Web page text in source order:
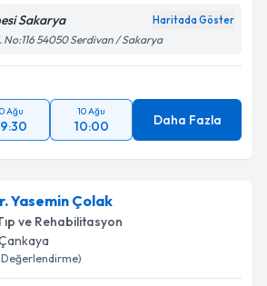
işlenmesine ilişkinAydınlatma
işlenmesini kabul ediyorum.
Sakarya Haritada Göster
No:116 54050 Serdivan / Sakarya
Ağu 10 Ağu
10:00 Daha Fazla
Yasemin Çolak
ve Rehabilitasyon
Değerlendirme)